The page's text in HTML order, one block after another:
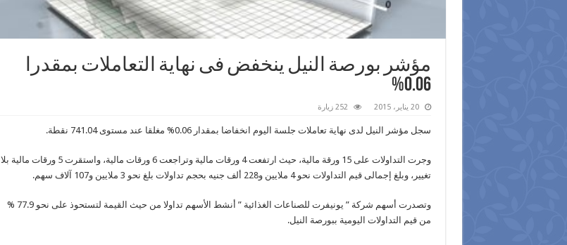
مؤشر بورصة النيل ينخفض فى نهاية التعاملات بمقدرا
0.06%
20 يناير، 2015 252 زيارة
سجل مؤشر النيل لدى نهاية تعاملات جلسة اليوم انخفاضا بمقدار 0.06% مغلقا عند مستوى 741.04 نقطة.
وجرت التداولات على 15 ورقة مالية، حيث ارتفعت 4 ورقات مالية وتراجعت 6 ورقات مالية، واستقرت 5 ورقات مالية بلا
تغيير، وبلغ إجمالى قيم التداولات نحو 4 ملايين و228 ألف جنيه بحجم تداولات بلغ نحو 3 ملايين و107 آلاف سهم.
وتصدرت أسهم شركة ” يونيفرت للصناعات الغذائية ” أنشط الأسهم تداولا من حيث القيمة لتستحوذ على نحو 77.9 %
من قيم التداولات اليومية ببورصة النيل.